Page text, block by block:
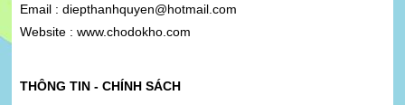
Email : diepthanhquyen@hotmail.com
Website : www.chodokho.com
THÔNG TIN - CHÍNH SÁCH